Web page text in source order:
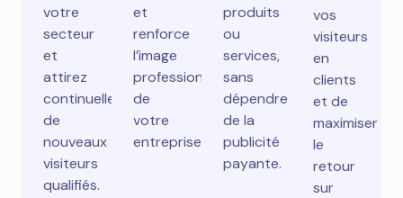
votre
secteur
et
attirez
continuellement
de
nouveaux
visiteurs
qualifiés.
et
renforce
l’image
professionnelle
de
votre
entreprise.
produits
ou
services,
sans
dépendre
de la
publicité
payante.
vos
visiteurs
en
clients
et de
maximiser
le
retour
sur